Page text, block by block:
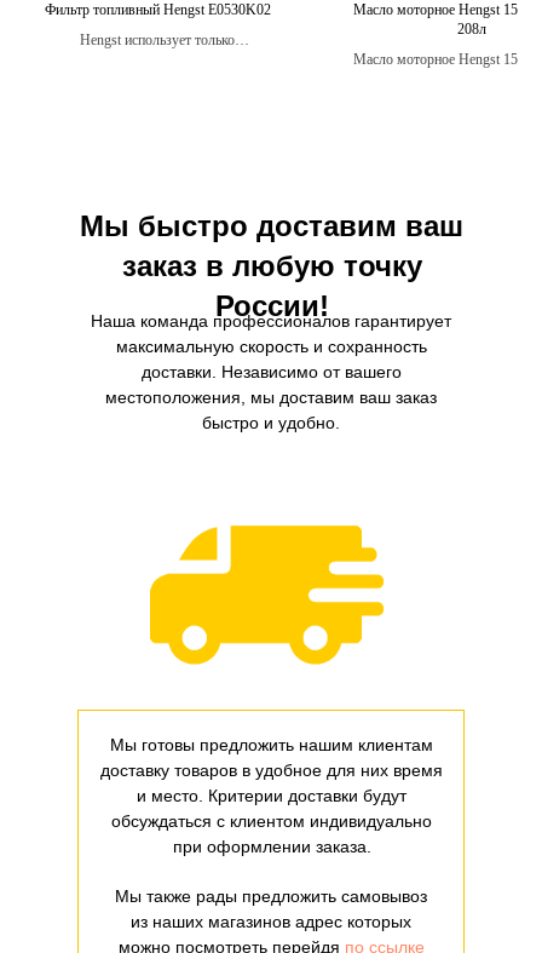
Фильтр топливный Hengst E0530K02
Hengst использует только
Масло моторное Hengst
208л
Масло моторное Hengst
Мы быстро доставим ваш
заказ в любую точку
России!
Мы готовы предложить нашим клиентам
доставку товаров в удобное для них время
и место. Критерии доставки будут
обсуждаться с клиентом индивидуально
при оформлении заказа.
Мы также рады предложить самовывоз
из наших магазинов адрес которых
можно посмотреть перейдя по ссылке
Наша команда профессионалов гарантирует
максимальную скорость и сохранность
доставки. Независимо от вашего
местоположения, мы доставим ваш заказ
быстро и удобно.